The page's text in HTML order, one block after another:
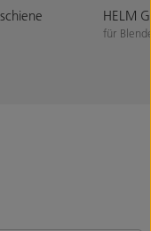
HELM
für